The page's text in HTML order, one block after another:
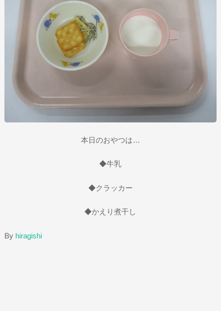
本日のおやつは…
◆牛乳
◆クラッカー
◆かえり煮干し
By hiragishi